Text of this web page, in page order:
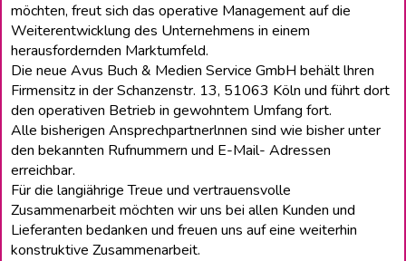
möchten, freut sich das operative Management auf die
Weiterentwicklung des Unternehmens in einem
herausfordernden Marktumfeld.
Die neue Avus Buch & Medien Service GmbH behält lhren
Firmensitz in der Schanzenstr. 13, 51063 Köln und führt dort
den operativen Betrieb in gewohntem Umfang fort.
Alle bisherigen Ansprechpartnerlnnen sind wie bisher unter
den bekannten Rufnummern und E-Mail- Adressen
erreichbar.
Für die langiährige Treue und vertrauensvolle
Zusammenarbeit möchten wir uns bei allen Kunden und
Lieferanten bedanken und freuen uns auf eine weiterhin
konstruktive Zusammenarbeit.